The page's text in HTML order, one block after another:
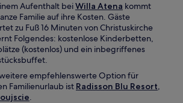
Aufenthalt beiWilla Atena kommt
Familie auf ihre Kosten. Gäste
zu Fuß 16 Minuten von Christuskirche
Folgendes: kostenlose Kinderbetten,
(kostenlos) und ein inbegriffenes
empfehlenswerte Option für
Familienurlaub ist Radisson Blu Resort,
.